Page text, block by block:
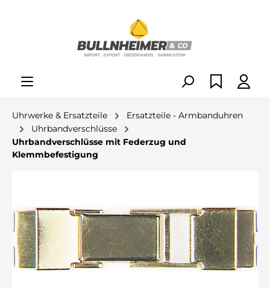
Uhrwerke & Ersatzteile
Ersatzteile - Armbanduhren
Uhrbandverschlüsse
Uhrbandverschlüsse mit Federzug und
Klemmbefestigung